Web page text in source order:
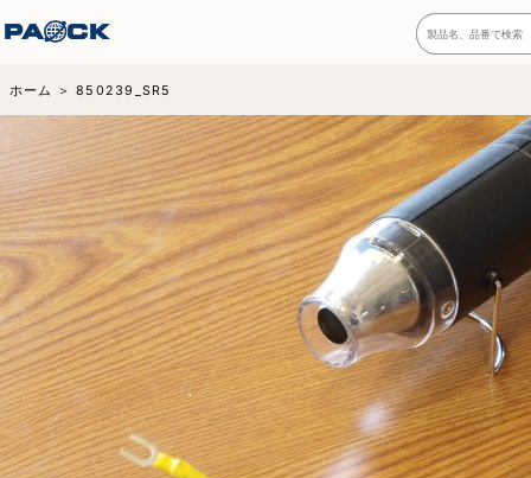
ホーム 850239_SR5